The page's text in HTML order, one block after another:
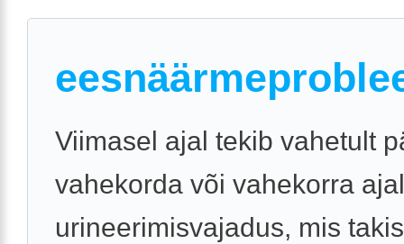
Viimasel ajal tekib vahetult
vahekorda või vahekorra ajal
urineerimisvajadus, mis